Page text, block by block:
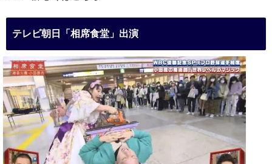
テレビ朝日「相席食堂」出演